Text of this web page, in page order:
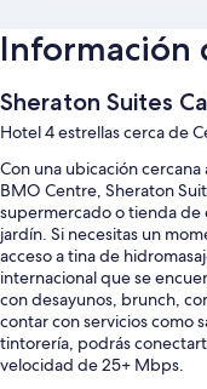
Información
Sheraton Suites
Hotel 4 estrellas cerca de
Con una ubicación
BMO Centre, Sheraton
supermercado o tienda de
jardín. Si necesitas un
acceso a tina de
internacional que se
con desayunos, brunch,
contar con servicios como
tintorería, podrás
velocidad de 25+ Mbps.